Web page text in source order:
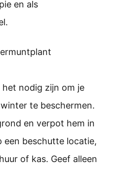
en als
nodig zijn om je
te beschermen.
en verpot hem in
een beschutte locatie,
of kas. Geef alleen